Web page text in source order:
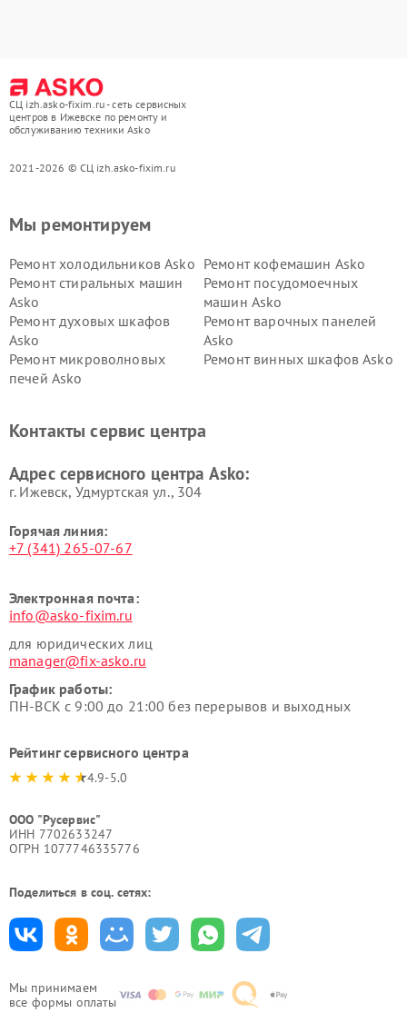
СЦ izh.asko-fixim.ru - сеть сервисных
центров в Ижевске по ремонту и
обслуживанию техники Asko
2021-2026 © СЦ izh.asko-fixim.ru
Мы принимаем
все формы оплаты
Мы ремонтируем
Ремонт холодильников Asko Ремонт кофемашин Asko
Ремонт стиральных машин
Asko
Ремонт посудомоечных
машин Asko
Ремонт духовых шкафов
Asko
Ремонт варочных панелей
Asko
Ремонт микроволновых
печей Asko
Ремонт винных шкафов Asko
Ремонт подогревателей
Ремонт промышленных
Asko
Контакты сервис центра
Адрес сервисного центра Asko:
г. Ижевск, Удмуртская ул., 304
Горячая линия:
+7 (341) 265-07-67
Электронная почта:
info@asko-fixim.ru
для юридических лиц
manager@fix-asko.ru
График работы:
ПН-ВСК с 9:00 до 21:00 без перерывов и выходных
Рейтинг сервисного центра
4.9-5.0
ООО "Русервис"
ИНН 7702633247
ОГРН 1077746335776
Поделиться в соц. сетях: